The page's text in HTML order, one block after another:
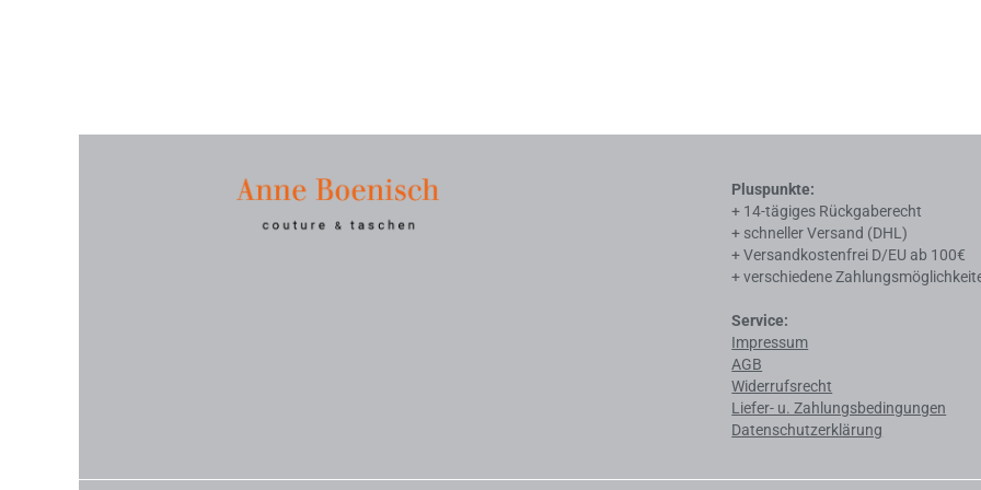
Pluspunkte:
+ 14-tägiges Rückgaberecht
+ schneller Versand (DHL)
+ Versandkostenfrei D/EU ab 100€
+ verschiedene
Service:
Impressum
AGB
Widerrufsrecht
Liefer- u. Zahlungsbedingungen
Datenschutzerklärung